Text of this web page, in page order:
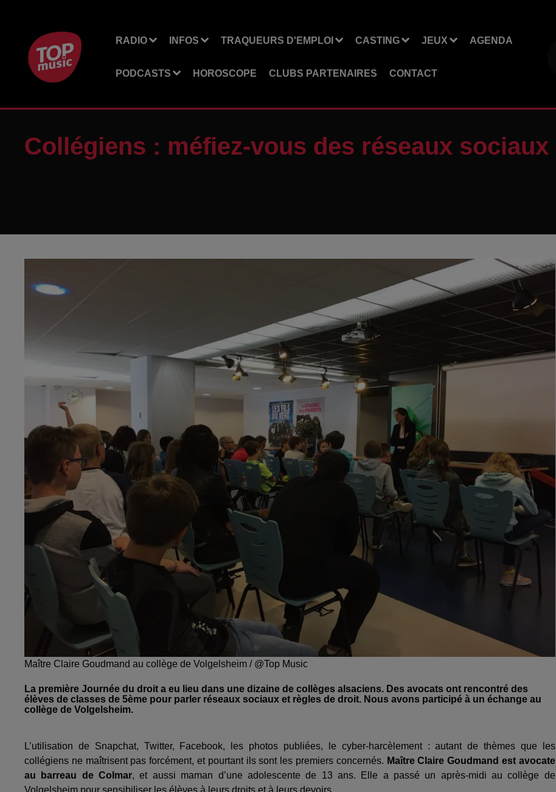
RADIO INFOS TRAQUEURS D'EMPLOI CASTING JEUX AGENDA
PODCASTS HOROSCOPE CLUBS PARTENAIRES CONTACT
Collégiens : méfiez-vous des réseaux sociaux
Maître Claire Goudmand au collège de Volgelsheim / @Top Music
La première Journée du droit a eu lieu dans une dizaine de collèges alsaciens. Des avocats ont rencontré des
élèves de classes de 5ème pour parler réseaux sociaux et règles de droit. Nous avons participé à un échange au
collège de Volgelsheim.
L’utilisation de Snapchat, Twitter, Facebook, les photos publiées, le cyber-harcèlement : autant de thèmes que les
collégiens ne maîtrisent pas forcément, et pourtant ils sont les premiers concernés. Maître Claire Goudmand est avocate
au barreau de Colmar, et aussi maman d’une adolescente de 13 ans. Elle a passé un après-midi au collège de
Volgelsheim pour sensibiliser les élèves à leurs droits et à leurs devoirs.